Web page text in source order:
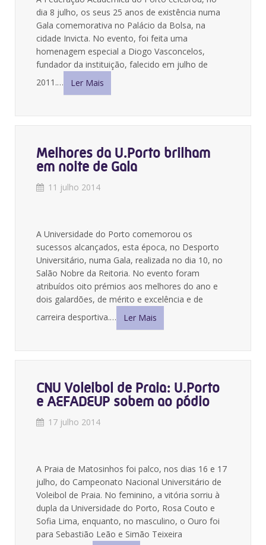
dia 8 julho, os seus 25 anos de existência numa
Gala comemorativa no Palácio da Bolsa, na
cidade Invicta. No evento, foi feita uma
homenagem especial a Diogo Vasconcelos,
fundador da instituição, falecido em julho de
2011.…
Ler Mais
Melhores da U.Porto brilham
em noite de Gala
11 julho 2014
A Universidade do Porto comemorou os
sucessos alcançados, esta época, no Desporto
Universitário, numa Gala, realizada no dia 10, no
Salão Nobre da Reitoria. No evento foram
atribuídos oito prémios aos melhores do ano e
dois galardões, de mérito e excelência e de
carreira desportiva.…
Ler Mais
CNU Voleibol de Praia: U.Porto
e AEFADEUP sobem ao pódio
17 julho 2014
A Praia de Matosinhos foi palco, nos dias 16 e 17
julho, do Campeonato Nacional Universitário de
Voleibol de Praia. No feminino, a vitória sorriu à
dupla da Universidade do Porto, Rosa Couto e
Sofia Lima, enquanto, no masculino, o Ouro foi
para Sebastião Leão e Simão Teixeira